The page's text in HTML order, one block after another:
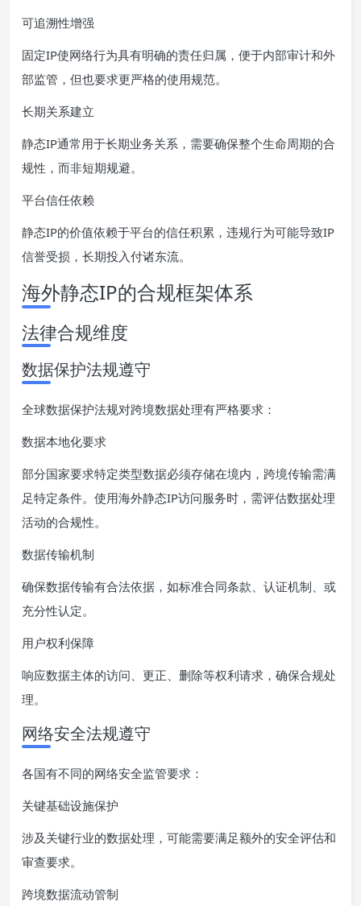
可追溯性增强
固定IP使网络行为具有明确的责任归属，便于内部审计和外
部监管，但也要求更严格的使用规范。
长期关系建立
静态IP通常用于长期业务关系，需要确保整个生命周期的合
规性，而非短期规避。
平台信任依赖
静态IP的价值依赖于平台的信任积累，违规行为可能导致IP
信誉受损，长期投入付诸东流。
海外静态IP的合规框架体系
法律合规维度
数据保护法规遵守
全球数据保护法规对跨境数据处理有严格要求：
数据本地化要求
部分国家要求特定类型数据必须存储在境内，跨境传输需满
足特定条件。使用海外静态IP访问服务时，需评估数据处理
活动的合规性。
数据传输机制
确保数据传输有合法依据，如标准合同条款、认证机制、或
充分性认定。
用户权利保障
响应数据主体的访问、更正、删除等权利请求，确保合规处
理。
网络安全法规遵守
各国有不同的网络安全监管要求：
关键基础设施保护
涉及关键行业的数据处理，可能需要满足额外的安全评估和
审查要求。
跨境数据流动管制